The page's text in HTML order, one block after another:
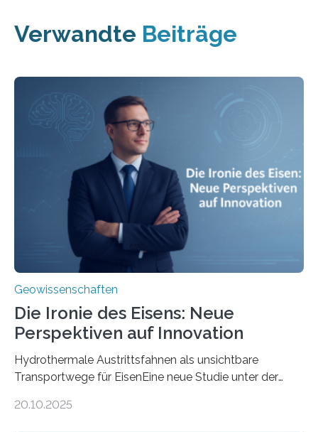
Verwandte Beiträge
Geowissenschaften
Die Ironie des Eisens: Neue
Perspektiven auf Innovation
Hydrothermale Austrittsfahnen als unsichtbare
Transportwege für EisenEine neue Studie unter der
Umweltwissenschaften der Universität Bremen –
20.10.2025